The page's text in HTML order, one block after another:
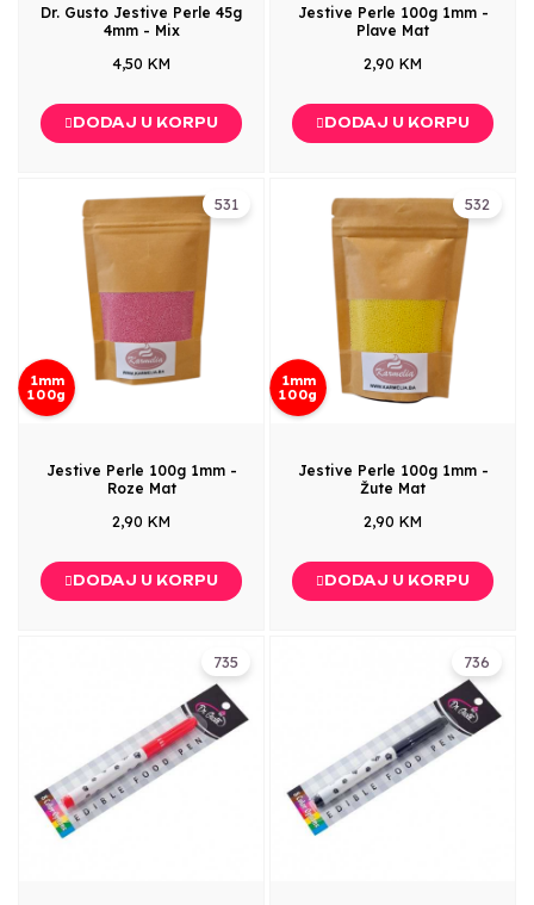
Dr. Gusto Jestive Perle 45g
4mm - Mix
4,50 KM
DODAJ U KORPU
Jestive Perle 100g 1mm -
Plave Mat
2,90 KM
DODAJ U KORPU
531
1mm
100g
Jestive Perle 100g 1mm -
Roze Mat
2,90 KM
DODAJ U KORPU
532
1mm
100g
Jestive Perle 100g 1mm -
Žute Mat
2,90 KM
DODAJ U KORPU
735 736